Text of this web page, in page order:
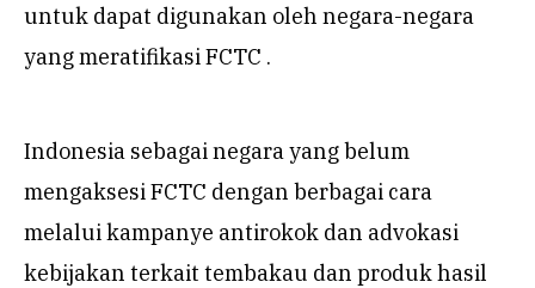
untuk dapat digunakan oleh negara-negara
yang meratifikasi FCTC .
Indonesia sebagai negara yang belum
mengaksesi FCTC dengan berbagai cara
melalui kampanye antirokok dan advokasi
kebijakan terkait tembakau dan produk hasil